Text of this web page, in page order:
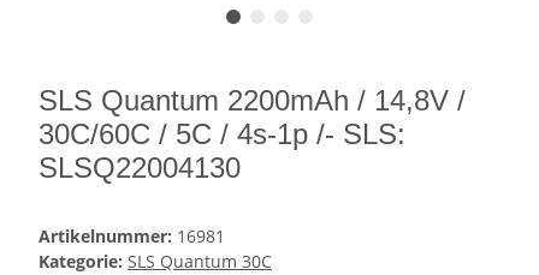
SLS Quantum 2200mAh / 14,8V /
30C/60C / 5C / 4s-1p /- SLS:
SLSQ22004130
Artikelnummer: 16981
Kategorie: SLS Quantum 30C